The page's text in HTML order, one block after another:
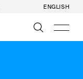
ENGLISH